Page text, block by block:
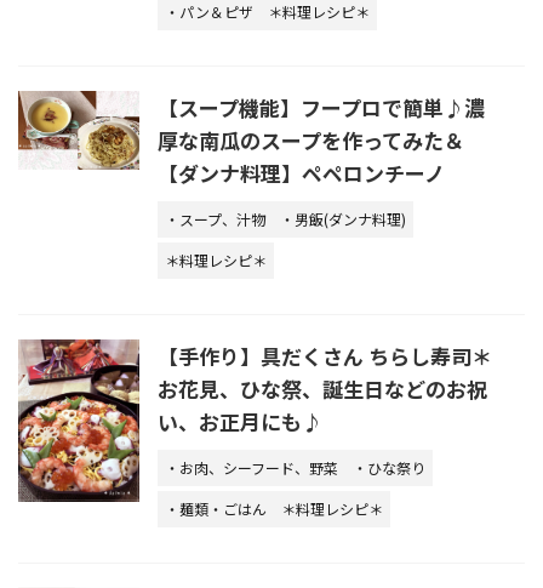
・パン＆ピザ ＊料理レシピ＊
【スープ機能】フープロで簡単♪濃
厚な南瓜のスープを作ってみた＆
【ダンナ料理】ペペロンチーノ
・スープ、汁物
・男飯(ダンナ料理)
＊料理レシピ＊
【手作り】具だくさん ちらし寿司＊
お花見、ひな祭、誕生日などのお祝
い、お正月にも♪
・お肉、シーフード、野菜
・ひな祭り
・麺類・ごはん
＊料理レシピ＊